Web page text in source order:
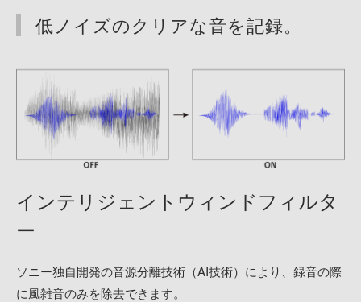
低ノイズのクリアな音を記録。
インテリジェントウィンドフィルタ
ー
ソニー独自開発の音源分離技術（AI技術）により、録音の際
に風雑音のみを除去できます。